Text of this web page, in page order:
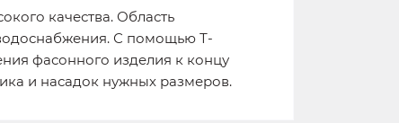
качества. Область
С помощью Т-
фасонного изделия к концу
и насадок нужных размеров.